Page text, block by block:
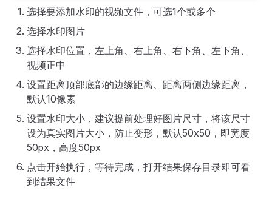
选择要添加水印的视频文件，可选1个或多个
选择水印图片
选择水印位置，左上角、右上角、右下角、左下角、
视频正中
设置距离顶部底部的边缘距离、距离两侧边缘距离，
默认10像素
设置水印大小，建议提前处理好图片尺寸，将该尺寸
设为真实图片大小，防止变形，默认50x50，即宽度
50px，高度50px
点击开始执行，等待完成，打开结果保存目录即可看
到结果文件